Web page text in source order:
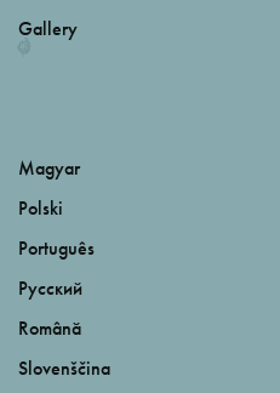
Gallery
Magyar
Polski
Português
Русский
Română
Slovenščina